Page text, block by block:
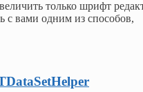
только шрифт
с вами одним из способов,